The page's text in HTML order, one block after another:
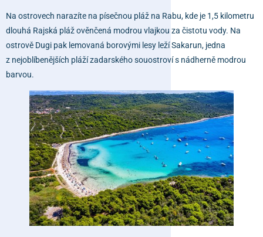
Na ostrovech narazíte na písečnou pláž na Rabu, kde je 1,5 kilometru
dlouhá Rajská plážověnčená modrou vlajkou za čistotu vody. Na
ostrově Dugi pak lemovaná borovými lesy ležíSakarun, jedna
z nejoblíbenějších pláží zadarského souostroví s nádherně modrou
barvou.